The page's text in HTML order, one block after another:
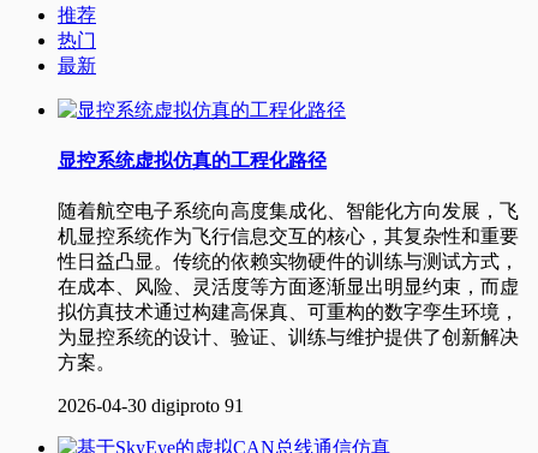
推荐
热门
最新
显控系统虚拟仿真的工程化路径
随着航空电子系统向高度集成化、智能化方向发展，飞
机显控系统作为飞行信息交互的核心，其复杂性和重要
性日益凸显。传统的依赖实物硬件的训练与测试方式，
在成本、风险、灵活度等方面逐渐显出明显约束，而虚
拟仿真技术通过构建高保真、可重构的数字孪生环境，
为显控系统的设计、验证、训练与维护提供了创新解决
方案。
2026-04-30 digiproto 91